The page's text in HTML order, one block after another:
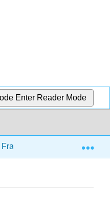
Enter Reader Mode
Fracciones y números mixtos